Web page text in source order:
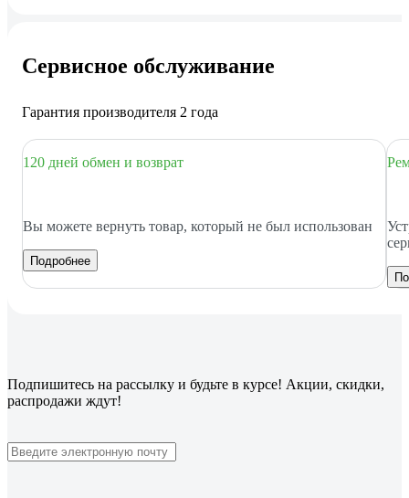
Сервисное обслуживание
Гарантия производителя 2 года
120 дней обмен и возврат
Вы можете вернуть товар, который не был использован
Подробнее
Подпишитесь на рассылку и будьте в курсе! Акции, скидки,
распродажи ждут!